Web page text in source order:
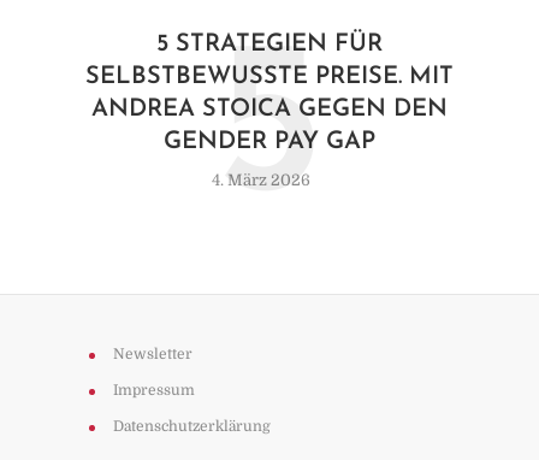
5 STRATEGIEN FÜR
SELBSTBEWUSSTE PREISE. MIT
ANDREA STOICA GEGEN DEN
GENDER PAY GAP
4. März 2026
5
Newsletter
Impressum
Datenschutzerklärung